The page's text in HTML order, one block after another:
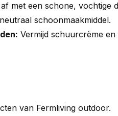
met een schone, vochtige
schoonmaakmiddel.
Vermijd schuurcrème
van Fermliving outdoor.